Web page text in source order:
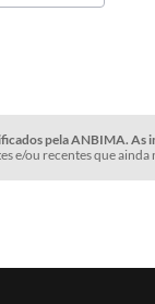
pela ANBIMA. As
e/ou recentes que ainda